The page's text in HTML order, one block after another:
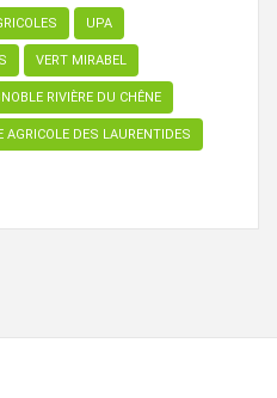
UPA
VERT MIRABEL
RIVIÈRE DU CHÊNE
AGRICOLE DES LAURENTIDES